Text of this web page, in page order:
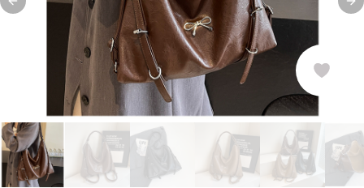
Previous slide